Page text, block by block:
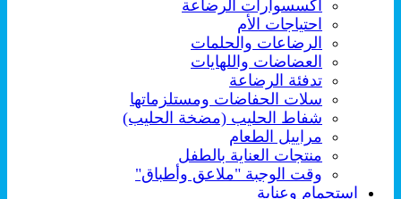
أكسسوارات الرضاعة
احتياجات الأم
الرضاعات والحلمات
العضاضات واللهايات
تدفئة الرضاعة
سلات الحفاضات ومستلزماتها
شفاط الحليب (مضخة الحليب)
مراييل الطعام
منتجات العناية بالطفل
وقت الوجبة "ملاعق وأطباق"
استحمام وعناية